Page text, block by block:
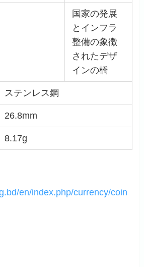
国家の発展
とインフラ
整備の象徴
されたデザ
インの橋
ステンレス鋼
26.8mm
8.17g
en/index.php/currency/coin